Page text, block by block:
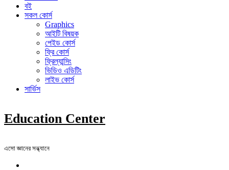
বই
সকল কোর্স
Graphics
আইটি বিষয়ক
পেইড কোর্স
ফ্রি কোর্স
ফ্রিল্যান্সিং
ভিডিও এডিটিং
লাইভ কোর্স
সার্ভিস
Education Center
এসো জ্ঞানের সন্ধ্যানে